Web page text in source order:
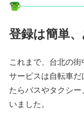
登録は簡単
これまで、台北の
サービスは自転車
たらバスやタクシ
いました。